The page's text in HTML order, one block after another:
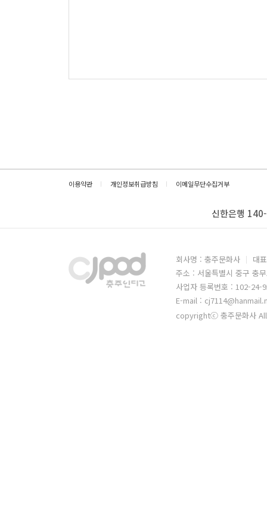
이용약관 개인정보취급방침 이메일무단수집거부
신한은행
회사명 : 충주문화사
대
주소 : 서울특별시 중구 충
사업자 등록번호 : 102-24-
E-mail :
copyrightⓒ 충주문화사